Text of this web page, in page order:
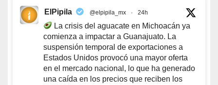
ElPipila @elpipila_mx · 24h
La crisis del aguacate en Michoacán ya
comienza a impactar a Guanajuato. La
suspensión temporal de exportaciones a
Estados Unidos provocó una mayor oferta
en el mercado nacional, lo que ha generado
una caída en los precios que reciben los